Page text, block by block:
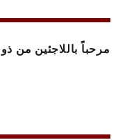
مرحباً باللاجئين من